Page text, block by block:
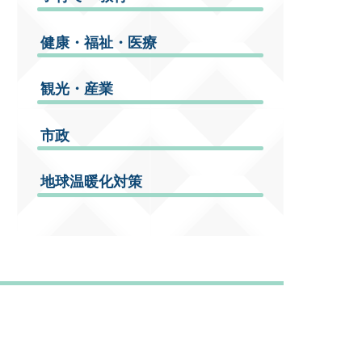
健康・福祉・医療
観光・産業
市政
地球温暖化対策